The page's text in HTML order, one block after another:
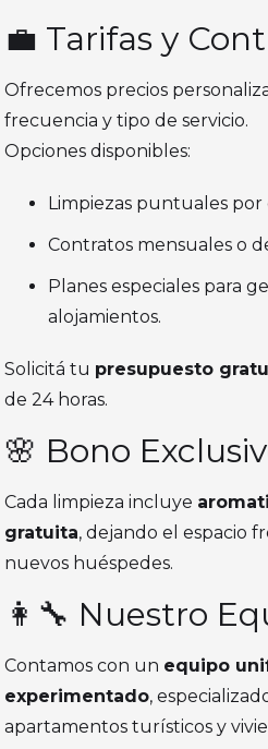
💼 Tarifas y
Ofrecemos precios
frecuencia y tipo de servicio.
Opciones disponibles:
Limpiezas puntuales por
Contratos mensuales o
Planes especiales para
alojamientos.
Solicitá tu presupuesto
de 24 horas.
🌸 Bono
Cada limpieza incluye
gratuita, dejando el espacio
nuevos huéspedes.
👩‍🔧 Nuestro
Contamos con un equipo
experimentado,
apartamentos turísticos y